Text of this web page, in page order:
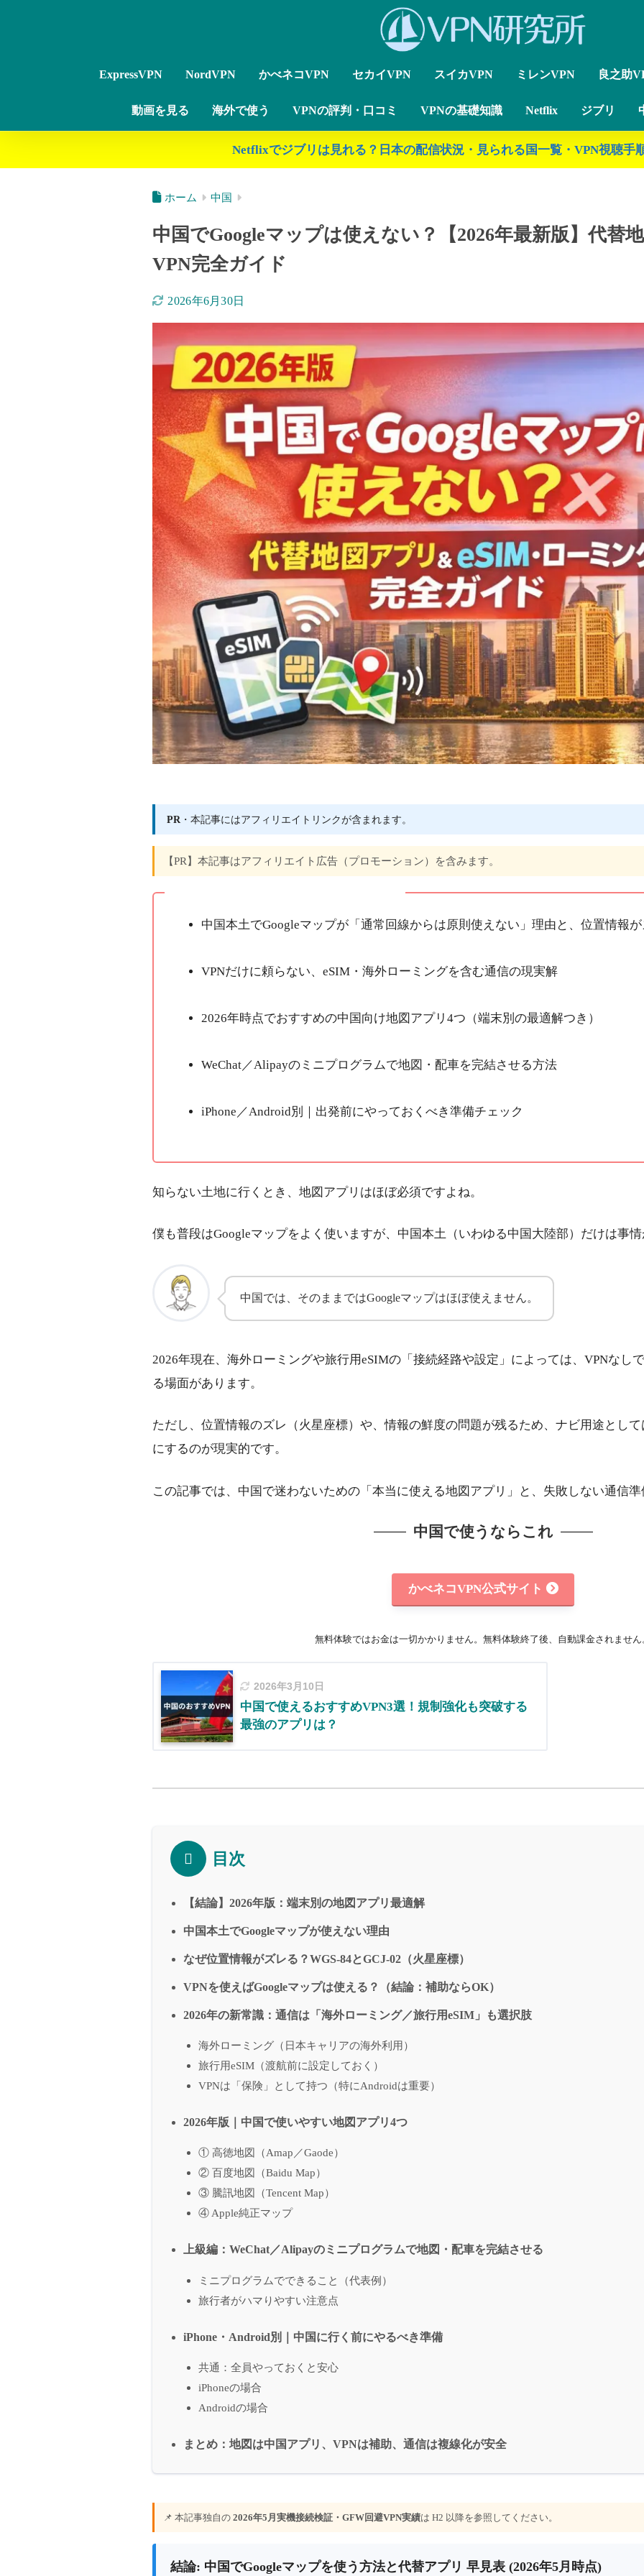
ExpressVPN NordVPN かべネコVPN セカイVPN スイカVPN ミレンVPN 良之助
動画を見る 海外で使う VPNの評判・口コミ VPNの基礎知識 Netflix ジブリ
Netflixでジブリは見れる？日本の配信状況・見られる国一覧・VPN視聴手
ホーム 中国
中国でGoogleマップは使えない？【2026年最新版】代替
VPN完全ガイド
2026年6月30日
PR・本記事にはアフィリエイトリンクが含まれます。
【PR】本記事はアフィリエイト広告（プロモーション）を含みます。
中国本土でGoogleマップが「通常回線からは原則使えない」理由と、位置情報
VPNだけに頼らない、eSIM・海外ローミングを含む通信の現実解
2026年時点でおすすめの中国向け地図アプリ4つ（端末別の最適解つき）
WeChat／Alipayのミニプログラムで地図・配車を完結させる方法
iPhone／Android別｜出発前にやっておくべき準備チェック
知らない土地に行くとき、地図アプリはほぼ必須ですよね。
僕も普段はGoogleマップをよく使いますが、中国本土（いわゆる中国大陸部）だけは事
中国では、そのままではGoogleマップはほぼ使えません。
2026年現在、海外ローミングや旅行用eSIMの「接続経路や設定」によっては、VPNなし
る場面があります。
ただし、位置情報のズレ（火星座標）や、情報の鮮度の問題が残るため、ナビ用途とし
にするのが現実的です。
この記事では、中国で迷わないための「本当に使える地図アプリ」と、失敗しない通信
中国で使うならこれ
かべネコVPN公式サイト
無料体験ではお金は一切かかりません。無料体験終了後、自動課金されません
2026年3月10日
中国で使えるおすすめVPN3選！規制強化も突破する
最強のアプリは？
目次
【結論】2026年版：端末別の地図アプリ最適解
中国本土でGoogleマップが使えない理由
なぜ位置情報がズレる？WGS-84とGCJ-02（火星座標）
VPNを使えばGoogleマップは使える？（結論：補助ならOK）
2026年の新常識：通信は「海外ローミング／旅行用eSIM」も選択肢
海外ローミング（日本キャリアの海外利用）
旅行用eSIM（渡航前に設定しておく）
VPNは「保険」として持つ（特にAndroidは重要）
2026年版｜中国で使いやすい地図アプリ4つ
① 高徳地図（Amap／Gaode）
② 百度地図（Baidu Map）
③ 騰訊地図（Tencent Map）
④ Apple純正マップ
上級編：WeChat／Alipayのミニプログラムで地図・配車を完結させる
ミニプログラムでできること（代表例）
旅行者がハマりやすい注意点
iPhone・Android別｜中国に行く前にやるべき準備
共通：全員やっておくと安心
iPhoneの場合
Androidの場合
まとめ：地図は中国アプリ、VPNは補助、通信は複線化が安全
📌 本記事独自の 2026年5月実機接続検証・GFW回避VPN実績は H2 以降を参照してください。
結論: 中国でGoogleマップを使う方法と代替アプリ 早見表 (2026年5月時点)